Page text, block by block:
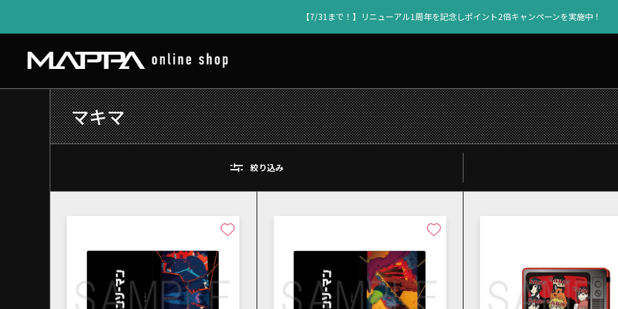
【7/31まで！】リニューアル1周年を記念しポイント2倍キャンペーンを実施中！
マキマ
絞り込み